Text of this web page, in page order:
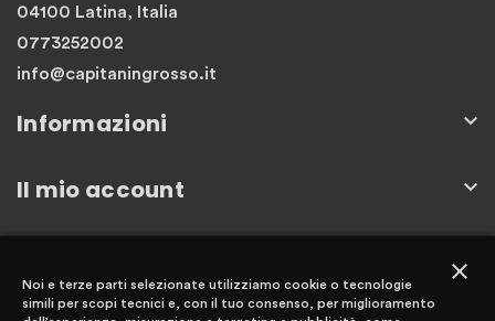
04100 Latina, Italia
0773252002
info@capitaningrosso.it
Informazioni 
Il mio account 
close
Noi e terze parti selezionate utilizziamo cookie o tecnologie
simili per scopi tecnici e, con il tuo consenso, per miglioramento